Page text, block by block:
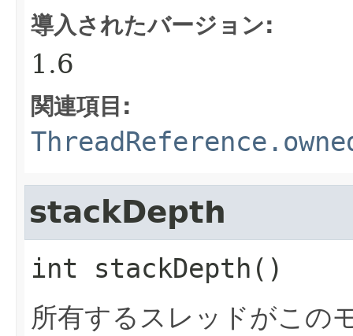
導入されたバージョン:
1.6
関連項目:
stackDepth
int stackDepth ()
所有するスレッドがこの